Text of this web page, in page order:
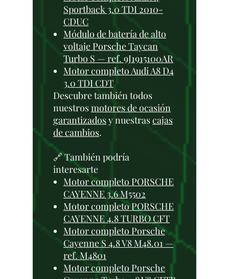
Sportback 3.0 TDI 2010-
CDUC
Módulo de batería de alto
voltaje Porsche Taycan
Turbo S — ref. 9J1915100AR
Motor completo Audi A8 D4
3.0 TDI CDT
Descubre también todos
nuestrosmotores de ocasión
garantizadosy nuestrascajas
de cambios.
🔗 También podría
interesarte
Motor completo PORSCHE
CAYENNE 3.6 M5502
Motor completo PORSCHE
CAYENNE 4.8 TURBO CFT
Motor completo Porsche
Cayenne S 4.8 V8 M48.01 —
ref. M4801
Motor completo Porsche